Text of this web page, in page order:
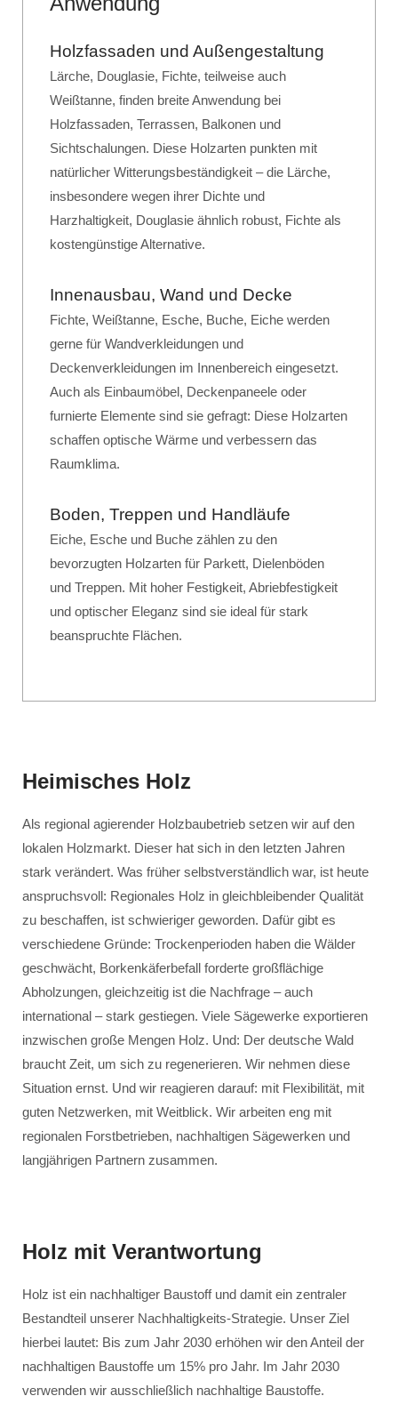
Holzfassaden und Außengestaltung
Lärche, Douglasie, Fichte, teilweise auch
Weißtanne, finden breite Anwendung bei
Holzfassaden, Terrassen, Balkonen und
Sichtschalungen. Diese Holzarten punkten mit
natürlicher Witterungsbeständigkeit – die Lärche,
insbesondere wegen ihrer Dichte und
Harzhaltigkeit, Douglasie ähnlich robust, Fichte als
kostengünstige Alternative.
Innenausbau, Wand und Decke
Fichte, Weißtanne, Esche, Buche, Eiche werden
gerne für Wandverkleidungen und
Deckenverkleidungen im Innenbereich eingesetzt.
Auch als Einbaumöbel, Deckenpaneele oder
furnierte Elemente sind sie gefragt: Diese Holzarten
schaffen optische Wärme und verbessern das
Raumklima.
Boden, Treppen und Handläufe
Eiche, Esche und Buche zählen zu den
bevorzugten Holzarten für Parkett, Dielenböden
und Treppen. Mit hoher Festigkeit, Abriebfestigkeit
und optischer Eleganz sind sie ideal für stark
beanspruchte Flächen.
Heimisches Holz
Als regional agierender Holzbaubetrieb setzen wir auf den
lokalen Holzmarkt. Dieser hat sich in den letzten Jahren
stark verändert. Was früher selbstverständlich war, ist heute
anspruchsvoll: Regionales Holz in gleichbleibender Qualität
zu beschaffen, ist schwieriger geworden. Dafür gibt es
verschiedene Gründe: Trockenperioden haben die Wälder
geschwächt, Borkenkäferbefall forderte großflächige
Abholzungen, gleichzeitig ist die Nachfrage – auch
international – stark gestiegen. Viele Sägewerke exportieren
inzwischen große Mengen Holz. Und: Der deutsche Wald
braucht Zeit, um sich zu regenerieren. Wir nehmen diese
Situation ernst. Und wir reagieren darauf: mit Flexibilität, mit
guten Netzwerken, mit Weitblick. Wir arbeiten eng mit
regionalen Forstbetrieben, nachhaltigen Sägewerken und
langjährigen Partnern zusammen.
Holz mit Verantwortung
Holz ist ein nachhaltiger Baustoff und damit ein zentraler
Bestandteil unserer Nachhaltigkeits-Strategie. Unser Ziel
hierbei lautet: Bis zum Jahr 2030 erhöhen wir den Anteil der
nachhaltigen Baustoffe um 15% pro Jahr. Im Jahr 2030
verwenden wir ausschließlich nachhaltige Baustoffe.